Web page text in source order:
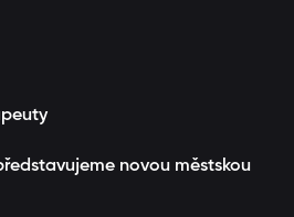
novou městskou